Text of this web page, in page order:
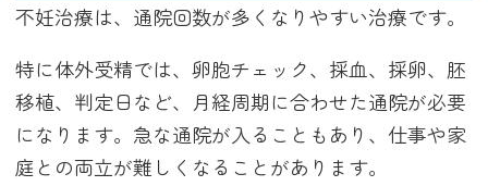
不妊治療は、通院回数が多くなりやすい治療です。
特に体外受精では、卵胞チェック、採血、採卵、胚
移植、判定日など、月経周期に合わせた通院が必要
になります。急な通院が入ることもあり、仕事や家
庭との両立が難しくなることがあります。